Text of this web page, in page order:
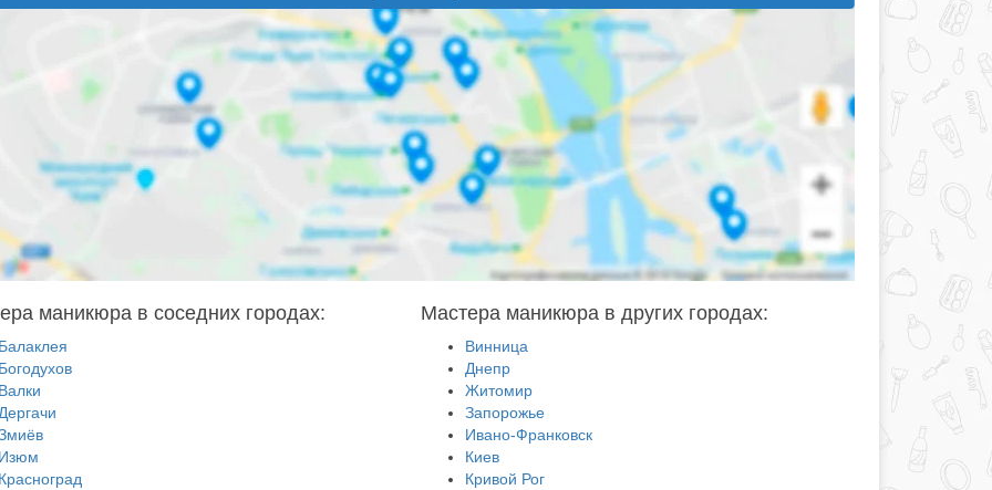
маникюра в соседних городах: Мастера маникюра в других городах:
Винница
Днепр
Житомир
Запорожье
Ивано-Франковск
Киев
Кривой Рог